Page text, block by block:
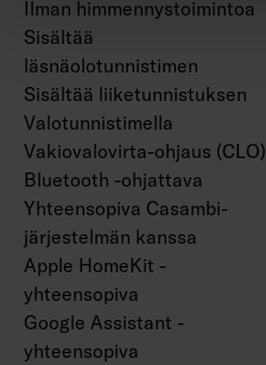
Ilman himmennystoimintoa
Sisältää
läsnäolotunnistimen
Sisältää liiketunnistuksen
Valotunnistimella
Vakiovalovirta-ohjaus (CLO)
Bluetooth -ohjattava
Yhteensopiva Casambi-
järjestelmän kanssa
Apple HomeKit -
yhteensopiva
Google Assistant -
yhteensopiva